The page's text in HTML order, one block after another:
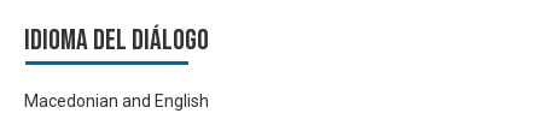
Idioma del Diálogo
Macedonian and English